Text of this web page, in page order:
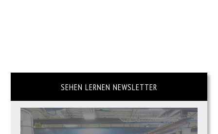
SEHEN LERNEN NEWSLETTER